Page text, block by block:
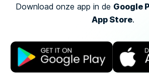
Download onze app in de Google
App Store.